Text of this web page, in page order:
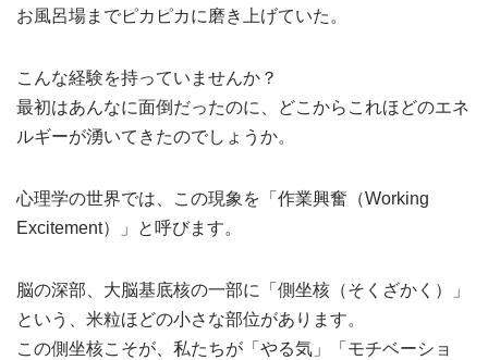
お風呂場までピカピカに磨き上げていた。
こんな経験を持っていませんか？
最初はあんなに面倒だったのに、どこからこれほどのエネ
ルギーが湧いてきたのでしょうか。
心理学の世界では、この現象を「作業興奮（Working
Excitement）」と呼びます。
脳の深部、大脳基底核の一部に「側坐核（そくざかく）」
という、米粒ほどの小さな部位があります。
この側坐核こそが、私たちが「やる気」「モチベーショ